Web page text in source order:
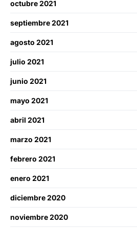
octubre 2021
septiembre 2021
agosto 2021
julio 2021
junio 2021
mayo 2021
abril 2021
marzo 2021
febrero 2021
enero 2021
diciembre 2020
noviembre 2020